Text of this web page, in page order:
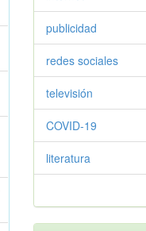
publicidad
redes sociales
televisión
COVID-19
literatura